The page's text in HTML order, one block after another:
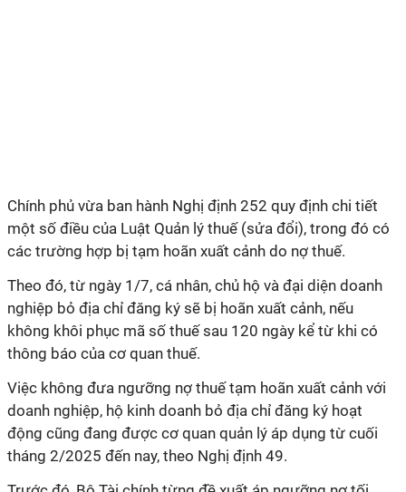
Chính phủ vừa ban hành Nghị định 252 quy định chi tiết
một số điều của Luật Quản lý thuế (sửa đổi), trong đó có
các trường hợp bị tạm hoãn xuất cảnh do nợ thuế.
Theo đó, từ ngày 1/7, cá nhân, chủ hộ và đại diện doanh
nghiệp bỏ địa chỉ đăng ký sẽ bị hoãn xuất cảnh, nếu
không khôi phục mã số thuế sau 120 ngày kể từ khi có
thông báo của cơ quan thuế.
Việc không đưa ngưỡng nợ thuế tạm hoãn xuất cảnh với
doanh nghiệp, hộ kinh doanh bỏ địa chỉ đăng ký hoạt
động cũng đang được cơ quan quản lý áp dụng từ cuối
tháng 2/2025 đến nay, theo Nghị định 49.